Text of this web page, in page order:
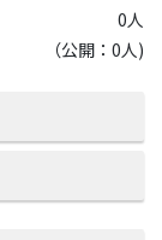
0人
（公開：0人)